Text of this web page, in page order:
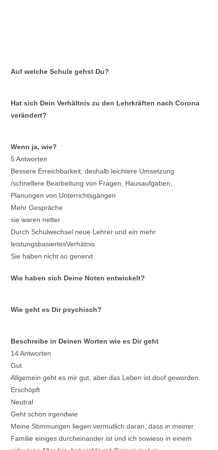
Auf welche Schule gehst Du?
Hat sich Dein Verhältnis zu den Lehrkräften nach Corona
verändert?
Wenn ja, wie?
5 Antworten
Bessere Erreichbarkeit, deshalb leichtere Umsetzung
/schnellere Bearbeitung von Fragen, Hausaufgaben,
Planungen von Unterrichtsgängen
Mehr Gespräche
sie waren netter
Durch Schulwechsel neue Lehrer und ein mehr
leistungsbasiertesVerhätnis
Sie haben nicht so genervt
Wie haben sich Deine Noten entwickelt?
Wie geht es Dir psychisch?
Beschreibe in Deinen Worten wie es Dir geht
14 Antworten
Gut
Allgemein geht es mir gut, aber das Leben ist doof geworden.
Erschöpft
Neutral
Geht schon irgendwie
Meine Stimmungen liegen vermutlich daran, dass in meiner
Familie einiges durcheinander ist und ich sowieso in einem